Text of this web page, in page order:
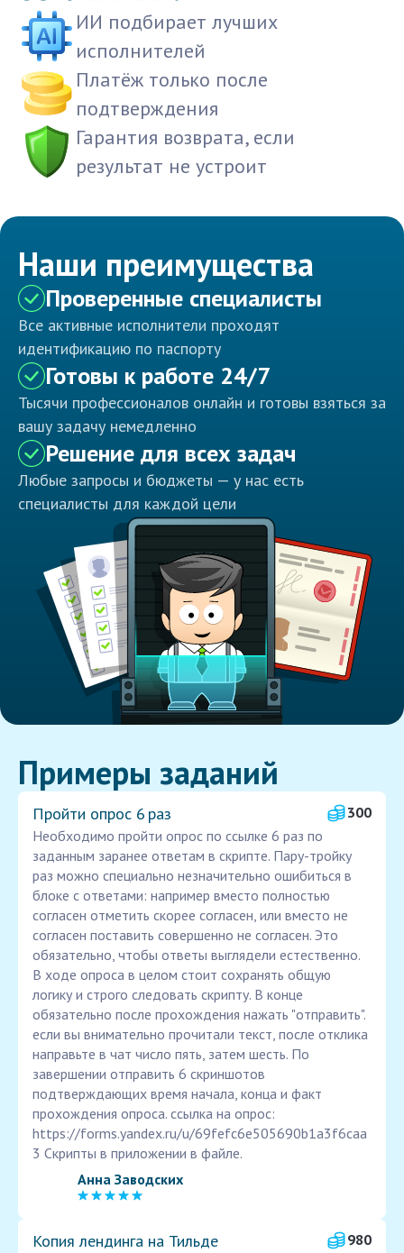
ИИ подбирает лучших
исполнителей
Платёж только после
подтверждения
Гарантия возврата, если
результат не устроит
Наши преимущества
Проверенные специалисты
Все активные исполнители проходят
идентификацию по паспорту
Готовы к работе 24/7
Тысячи профессионалов онлайн и готовы взяться за
вашу задачу немедленно
Решение для всех задач
Любые запросы и бюджеты — у нас есть
специалисты для каждой цели
Примеры заданий
Пройти опрос 6 раз
300
Необходимо пройти опрос по ссылке 6 раз по
заданным заранее ответам в скрипте. Пару-тройку
раз можно специально незначительно ошибиться в
блоке с ответами: например вместо полностью
согласен отметить скорее согласен, или вместо не
согласен поставить совершенно не согласен. Это
обязательно, чтобы ответы выглядели естественно.
В ходе опроса в целом стоит сохранять общую
логику и строго следовать скрипту. В конце
обязательно после прохождения нажать "отправить".
если вы внимательно прочитали текст, после отклика
направьте в чат число пять, затем шесть. По
завершении отправить 6 скриншотов
подтверждающих время начала, конца и факт
прохождения опроса. ссылка на опрос:
https://forms.yandex.ru/u/69fefc6e505690b1a3f6caa
3 Скрипты в приложении в файле.
Анна Заводских
Копия лендинга на Тильде
980